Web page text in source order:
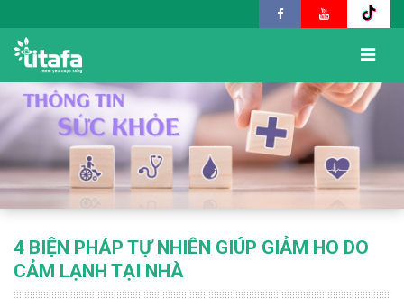
4 BIỆN PHÁP TỰ NHIÊN GIÚP GIẢM HO DO
CẢM LẠNH TẠI NHÀ